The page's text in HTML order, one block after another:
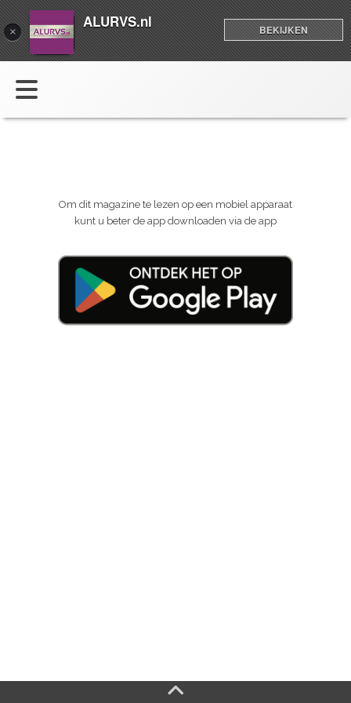
×
ALURVS.nl BEKIJKEN
Om dit magazine te lezen op een mobiel apparaat
kunt u beter de app downloaden via de app